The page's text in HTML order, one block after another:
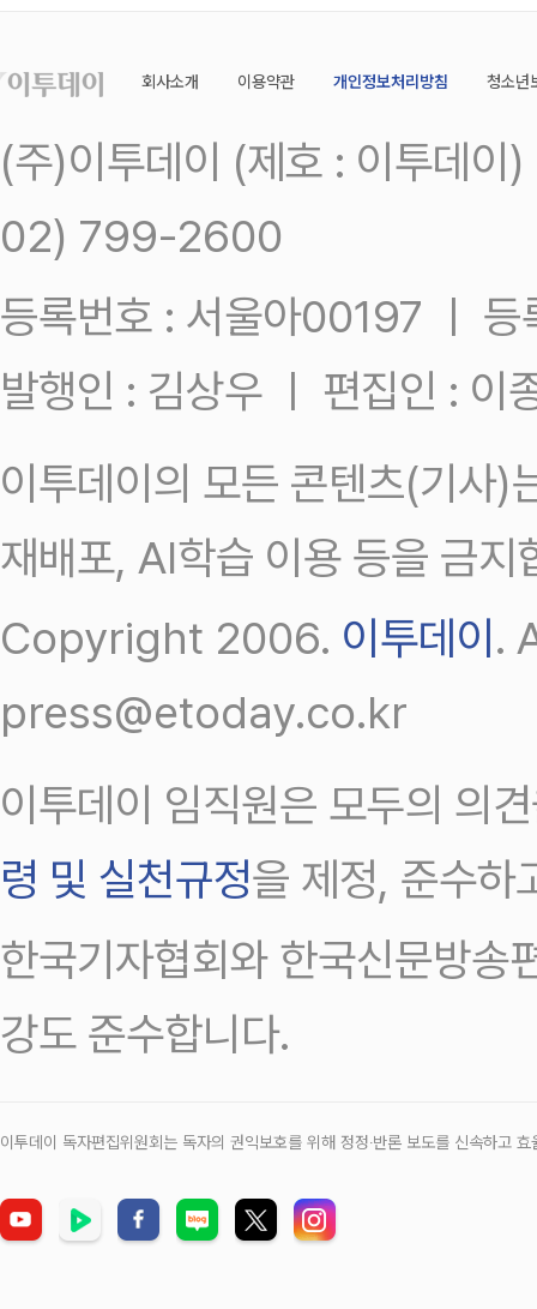
회사소개 이용약관 개인정보처리방침 청소년
(주)이투데이 (제호 : 이투데
02) 799-2600
등록번호 : 서울아00197 ㅣ
발행인 : 김상우 ㅣ 편집인 : 이
이투데이의 모든 콘텐츠(기사)
재배포, AI학습 이용 등을 금지
Copyright 2006. 이투데이.
press@etoday.co.kr
이투데이 임직원은 모두의 의
령 및 실천규정을 제정, 준수하
한국기자협회와 한국신문방송
강도 준수합니다.
이투데이 독자편집위원회는 독자의 권익보호를 위해 정정‧반론 보도를 신속하고